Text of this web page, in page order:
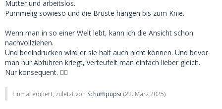
Mutter und arbeitslos.
Pummelig sowieso und die Brüste hängen bis zum Knie.
Wenn man in so einer Welt lebt, kann ich die Ansicht schon
nachvollziehen.
Und beeindrucken wird er sie halt auch nicht können. Und bevor
man nur Abfuhren kriegt, verteufelt man einfach lieber gleich.
Nur konsequent. ☝🏻
Einmal editiert, zuletzt von Schuffipupsi (22. März 2025)